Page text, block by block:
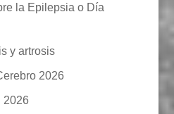
la Epilepsia o Día
y artrosis
2026
2026